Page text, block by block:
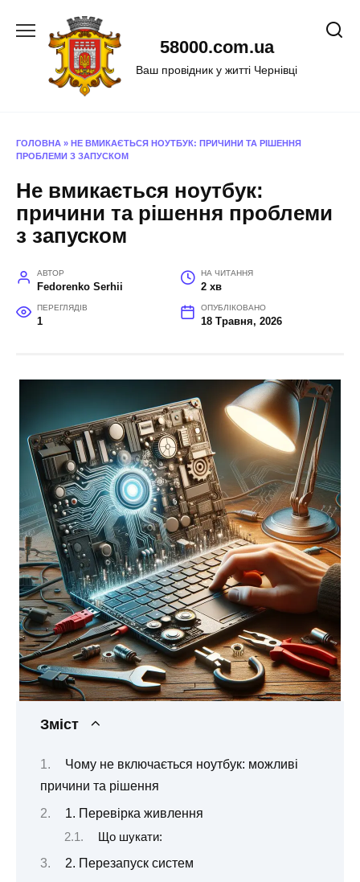
58000.com.ua
Ваш провідник у житті Чернівці
ГОЛОВНА » НЕ ВМИКАЄТЬСЯ НОУТБУК: ПРИЧИНИ ТА РІШЕННЯ
ПРОБЛЕМИ З ЗАПУСКОМ
Не вмикається ноутбук:
причини та рішення проблеми
з запуском
АВТОР
Fedorenko Serhii
НА ЧИТАННЯ
2 хв
ПЕРЕГЛЯДІВ
1
ОПУБЛІКОВАНО
18 Травня, 2026
Зміст
Чому не включається ноутбук: можливі
причини та рішення
1. Перевірка живлення
Що шукати:
2. Перезапуск систем